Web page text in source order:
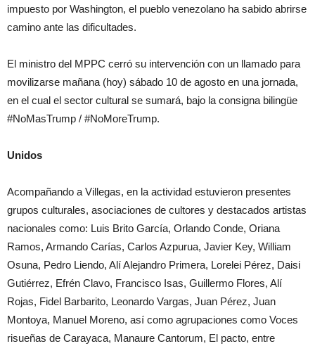
impuesto por Washington, el pueblo venezolano ha sabido abrirse
camino ante las dificultades.
El ministro del MPPC cerró su intervención con un llamado para
movilizarse mañana (hoy) sábado 10 de agosto en una jornada,
en el cual el sector cultural se sumará, bajo la consigna bilingüe
#NoMasTrump / #NoMoreTrump.
Unidos
Acompañando a Villegas, en la actividad estuvieron presentes
grupos culturales, asociaciones de cultores y destacados artistas
nacionales como: Luis Brito García, Orlando Conde, Oriana
Ramos, Armando Carías, Carlos Azpurua, Javier Key, William
Osuna, Pedro Liendo, Alí Alejandro Primera, Lorelei Pérez, Daisi
Gutiérrez, Efrén Clavo, Francisco Isas, Guillermo Flores, Alí
Rojas, Fidel Barbarito, Leonardo Vargas, Juan Pérez, Juan
Montoya, Manuel Moreno, así como agrupaciones como Voces
risueñas de Carayaca, Manaure Cantorum, El pacto, entre